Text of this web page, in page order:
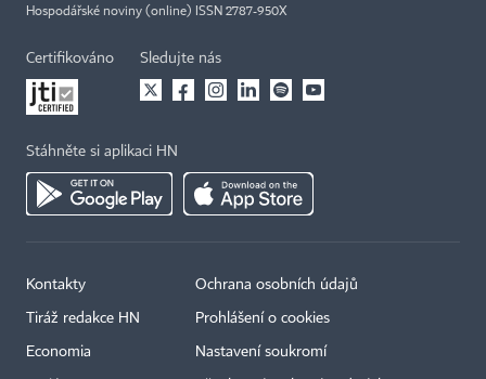
Hospodářské noviny (online) ISSN 2787-950X
Certifikováno Sledujte nás
Stáhněte si aplikaci HN
Kontakty
Tiráž redakce HN
Economia
Ochrana osobních údajů
Prohlášení o cookies
Nastavení soukromí